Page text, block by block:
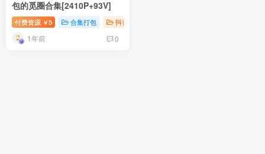
包的觅圈合集[2410P+93V]
付费资源 ￥5 合集打包 抖音微密
1年前 0